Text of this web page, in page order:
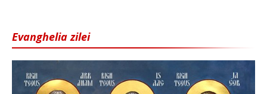
Evanghelia zilei